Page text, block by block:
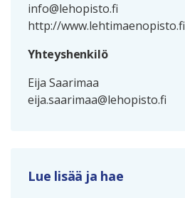
info@lehopisto.fi
http://www.lehtimaenopisto.fi
Yhteyshenkilö
Eija Saarimaa
eija.saarimaa@lehopisto.fi
Lue lisää ja hae